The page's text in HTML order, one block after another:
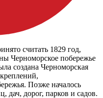
считать 1829 год,
Черноморское побережье
создана Черноморская
Позже началось
дач, дорог, парков и садов.